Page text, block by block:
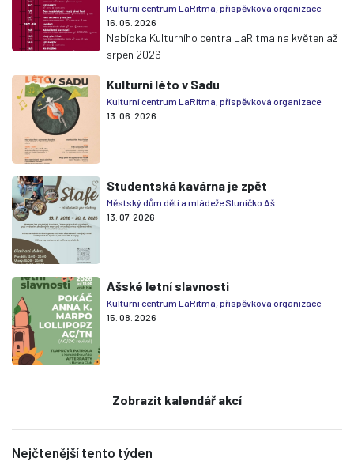
Kulturní centrum LaRitma, příspěvková organizace
16. 05. 2026
Nabídka Kulturního centra LaRitma na květen až
srpen 2026
Kulturní léto v Sadu
Kulturní centrum LaRitma, příspěvková organizace
13. 06. 2026
Studentská kavárna je zpět
Městský dům dětí a mládeže Sluníčko Aš
13. 07. 2026
Ašské letní slavnosti
Kulturní centrum LaRitma, příspěvková organizace
15. 08. 2026
Zobrazit kalendář akcí
Nejčtenější tento týden